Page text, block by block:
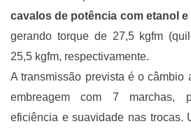
cavalos de potência com etanol
gerando torque de 27,5 kgfm
25,5 kgfm, respectivamente.
A transmissão prevista é o câmbio
embreagem com 7 marchas,
eficiência e suavidade nas trocas.